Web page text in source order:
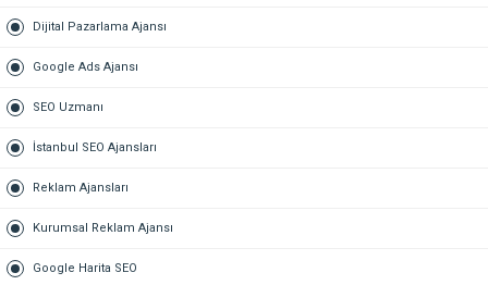
Dijital Pazarlama Ajansı
Google Ads Ajansı
SEO Uzmanı
İstanbul SEO Ajansları
Reklam Ajansları
Kurumsal Reklam Ajansı
Google Harita SEO